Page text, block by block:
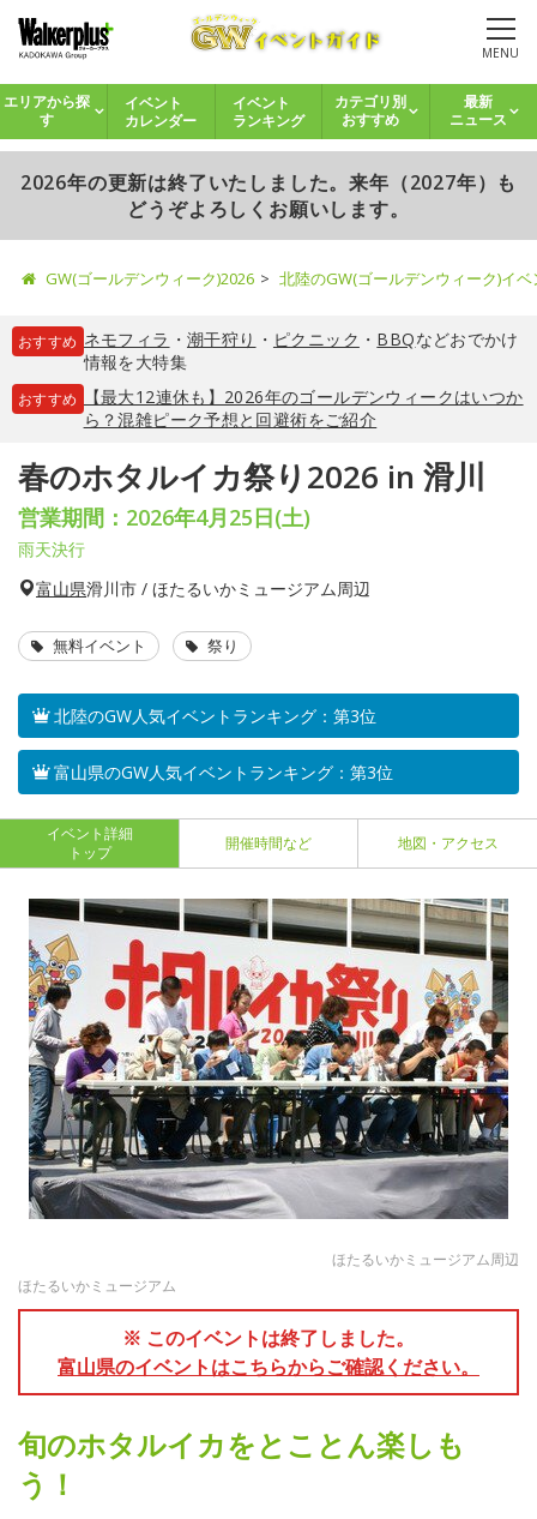
MENU
エリアから探
す
イベント
カレンダー
イベント
ランキング
カテゴリ別
おすすめ
最新
ニュース
2026年の更新は終了いたしました。来年（2027年）も
どうぞよろしくお願いします。
GW(ゴールデンウィーク)2026 北陸のGW(ゴールデンウィーク)イ
おすすめ ネモフィラ ・ 潮干狩り ・ ピクニック ・ BBQなどおでかけ
情報を大特集
おすすめ
【最大12連休も】2026年のゴールデンウィークはいつか
ら？混雑ピーク予想と回避術をご紹介
春のホタルイカ祭り2026 in 滑川
営業期間：2026年4月25日(土)
雨天決行
富山県滑川市 / ほたるいかミュージアム周辺
無料イベント 祭り
北陸のGW人気イベントランキング：第3位
富山県のGW人気イベントランキング：第3位
イベント詳細
トップ
開催時間など 地図・アクセス
ほたるいかミュージアム周辺
ほたるいかミュージアム
※ このイベントは終了しました。
富山県のイベントはこちらからご確認ください。
旬のホタルイカをとことん楽しも
う！